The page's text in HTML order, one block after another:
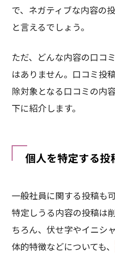
で、ネガティブな内容の
と言えるでしょう。
ただ、どんな内容の口コ
はありません。口コミ投
除対象となる口コミの内
下に紹介します。
個人を特定する投
一般社員に関する投稿も
特定しうる内容の投稿は
ちろん、伏せ字やイニシ
体的特徴などについても、